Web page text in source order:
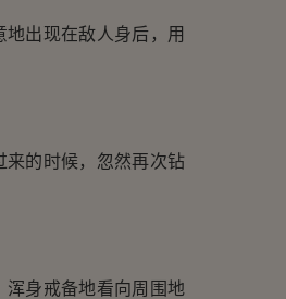
出现在敌人身后，用
的时候，忽然再次钻
身戒备地看向周围地